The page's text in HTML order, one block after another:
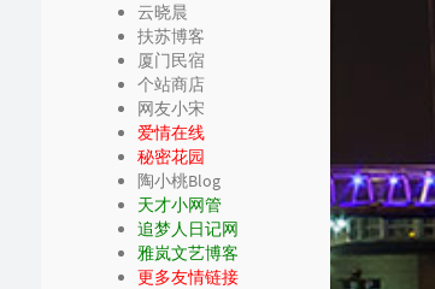
云晓晨
扶苏博客
厦门民宿
个站商店
网友小宋
爱情在线
秘密花园
陶小桃Blog
天才小网管
追梦人日记网
雅岚文艺博客
更多友情链接